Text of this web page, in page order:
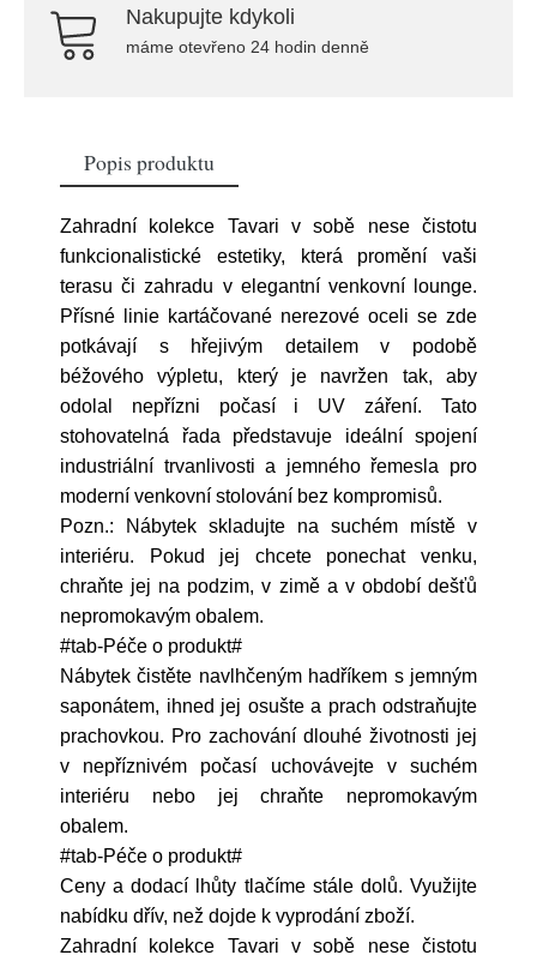
Nakupujte kdykoli
máme otevřeno 24 hodin denně
Popis produktu
Zahradní kolekce Tavari v sobě nese čistotu
funkcionalistické estetiky, která promění vaši
terasu či zahradu v elegantní venkovní lounge.
Přísné linie kartáčované nerezové oceli se zde
potkávají s hřejivým detailem v podobě
béžového výpletu, který je navržen tak, aby
odolal nepřízni počasí i UV záření. Tato
stohovatelná řada představuje ideální spojení
industriální trvanlivosti a jemného řemesla pro
moderní venkovní stolování bez kompromisů.
Pozn.: Nábytek skladujte na suchém místě v
interiéru. Pokud jej chcete ponechat venku,
chraňte jej na podzim, v zimě a v období dešťů
nepromokavým obalem.
#tab-Péče o produkt#
Nábytek čistěte navlhčeným hadříkem s jemným
saponátem, ihned jej osušte a prach odstraňujte
prachovkou. Pro zachování dlouhé životnosti jej
v nepříznivém počasí uchovávejte v suchém
interiéru nebo jej chraňte nepromokavým
obalem.
#tab-Péče o produkt#
Ceny a dodací lhůty tlačíme stále dolů. Využijte
nabídku dřív, než dojde k vyprodání zboží.
Zahradní kolekce Tavari v sobě nese čistotu